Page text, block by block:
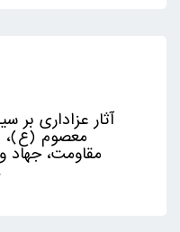
آثار عزاداری بر
معصوم (ع)،
مقاومت، جهاد